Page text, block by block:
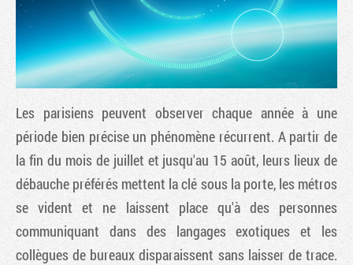
Les parisiens peuvent observer chaque année à une
période bien précise un phénomène récurrent. A partir de
la fin du mois de juillet et jusqu'au 15 août, leurs lieux de
débauche préférés mettent la clé sous la porte, les métros
se vident et ne laissent place qu'à des personnes
communiquant dans des langages exotiques et les
collègues de bureaux disparaissent sans laisser de trace.
Tribune